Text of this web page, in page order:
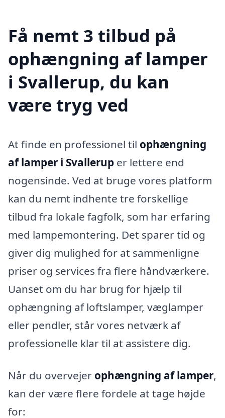
Få nemt 3 tilbud på
ophængning af lamper
i Svallerup, du kan
være tryg ved
At finde en professionel til ophængning
af lamper i Svallerup er lettere end
nogensinde. Ved at bruge vores platform
kan du nemt indhente tre forskellige
tilbud fra lokale fagfolk, som har erfaring
med lampemontering. Det sparer tid og
giver dig mulighed for at sammenligne
priser og services fra flere håndværkere.
Uanset om du har brug for hjælp til
ophængning af loftslamper, væglamper
eller pendler, står vores netværk af
professionelle klar til at assistere dig.
Når du overvejer ophængning af lamper,
kan der være flere fordele at tage højde
for: